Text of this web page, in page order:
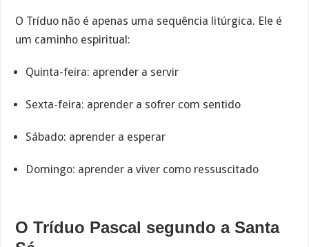
O Tríduo não é apenas uma sequência litúrgica. Ele é
um caminho espiritual:
Quinta-feira: aprender a servir
Sexta-feira: aprender a sofrer com sentido
Sábado: aprender a esperar
Domingo: aprender a viver como ressuscitado
O Tríduo Pascal segundo a Santa